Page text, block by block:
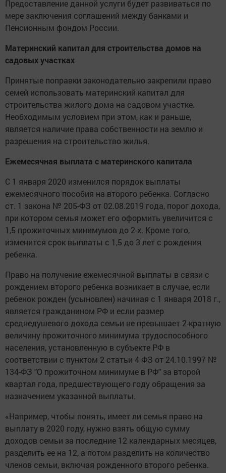
Предоставление данной услуги будет развиваться по
мере заключения соглашений между банками и
Пенсионным фондом России.
Материнский капитал для строительства домов на
садовых участках
Принятые поправки законодательно закрепили право
семей использовать материнский капитал для
строительства жилого дома на садовом участке.
Необходимым условием при этом, как и раньше,
является наличие права собственности на землю и
разрешения на строительство жилья.
Ежемесячная выплата с материнского капитала
С 1 января 2020 изменился порядок выплаты
ежемесячного пособия на второго ребенка. Согласно
ст. 1 закона № 205-ФЗ от 02.08.2019 года, порог дохода,
при котором семья может его оформить увеличится с
1,5 прожиточных минимумов до 2-х. Кроме того,
изменится срок выплаты с 1,5 до 3 лет с рождения
ребенка.
Право на получение ежемесячной выплаты в связи с
рождением второго ребенка возникает в случае, если
ребенок рожден (усыновлен) начиная с 1 января 2018 г.,
является гражданином РФ и если размер
среднедушевого дохода семьи не превышает 2-кратную
величину прожиточного минимума трудоспособного
населения, установленную в субъекте РФ в
соответствии с пунктом 2 статьи 4 ФЗ от 24.10.1997 №
134-ФЗ "О прожиточном минимуме в РФ" за второй
квартал года, предшествующего году обращения за
назначением указанной выплаты.
«Например, чтобы понять, имеет ли семья право на
выплату в 2020 году, нужно взять общую сумму
доходов семьи за последние 12 календарных месяцев,
разделить ее на 12, а потом разделить на количество
членов семьи, включая рожденного второго ребенка.